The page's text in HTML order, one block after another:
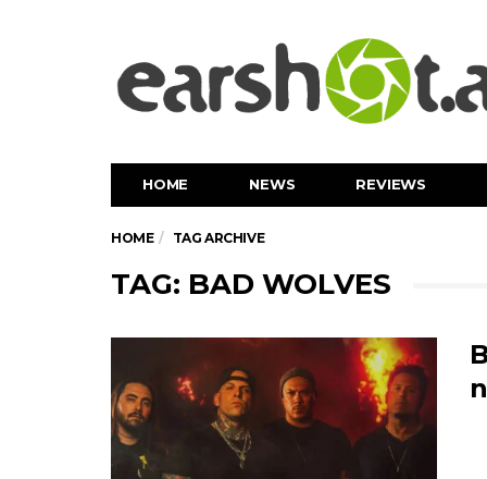
HOME NEWS REVIEWS
HOME TAG ARCHIVE
TAG: BAD WOLVES